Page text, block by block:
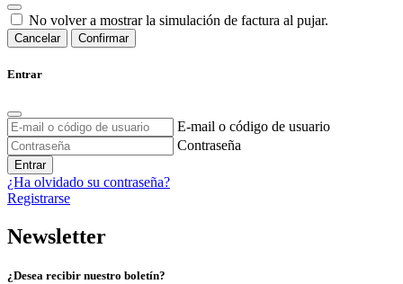
No volver a mostrar la simulación de factura al pujar.
Cancelar Confirmar
Entrar
E-mail o código de usuario
Contraseña
Entrar
¿Ha olvidado su contraseña?
Registrarse
Newsletter
¿Desea recibir nuestro boletín?